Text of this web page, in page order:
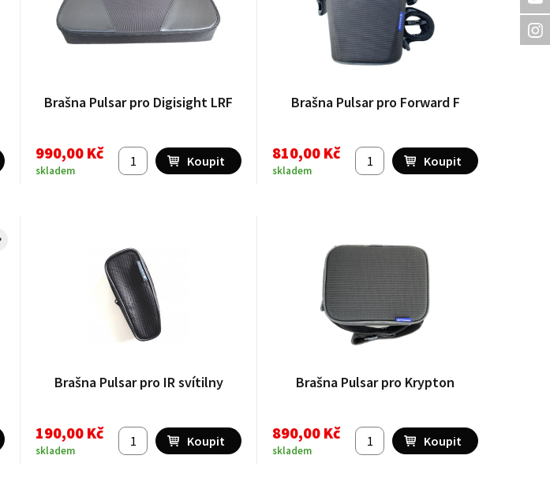
Brašna Pulsar pro Digisight LRF
990,00 Kč
skladem
Brašna Pulsar pro Forward F
810,00 Kč
skladem
Brašna Pulsar pro IR svítilny
190,00 Kč
skladem
Brašna Pulsar pro Krypton
890,00 Kč
skladem